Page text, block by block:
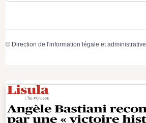
© Direction de l'information légale et administrative